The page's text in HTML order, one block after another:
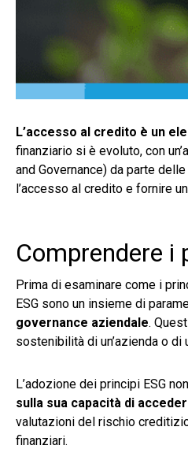
L’accesso al credito è un
finanziario si è evoluto, con
and Governance) da parte
l’accesso al credito e fornire
Comprendere i
Prima di esaminare come i
ESG sono un insieme di
governance aziendale.
sostenibilità di un’azienda o di
L’adozione dei principi ESG
sulla sua capacità di
valutazioni del rischio
finanziari.